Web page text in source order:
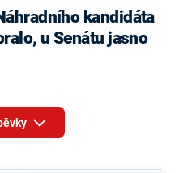
kandidáta
u Senátu jasno